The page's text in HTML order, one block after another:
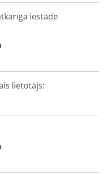
iestāde
lietotājs: